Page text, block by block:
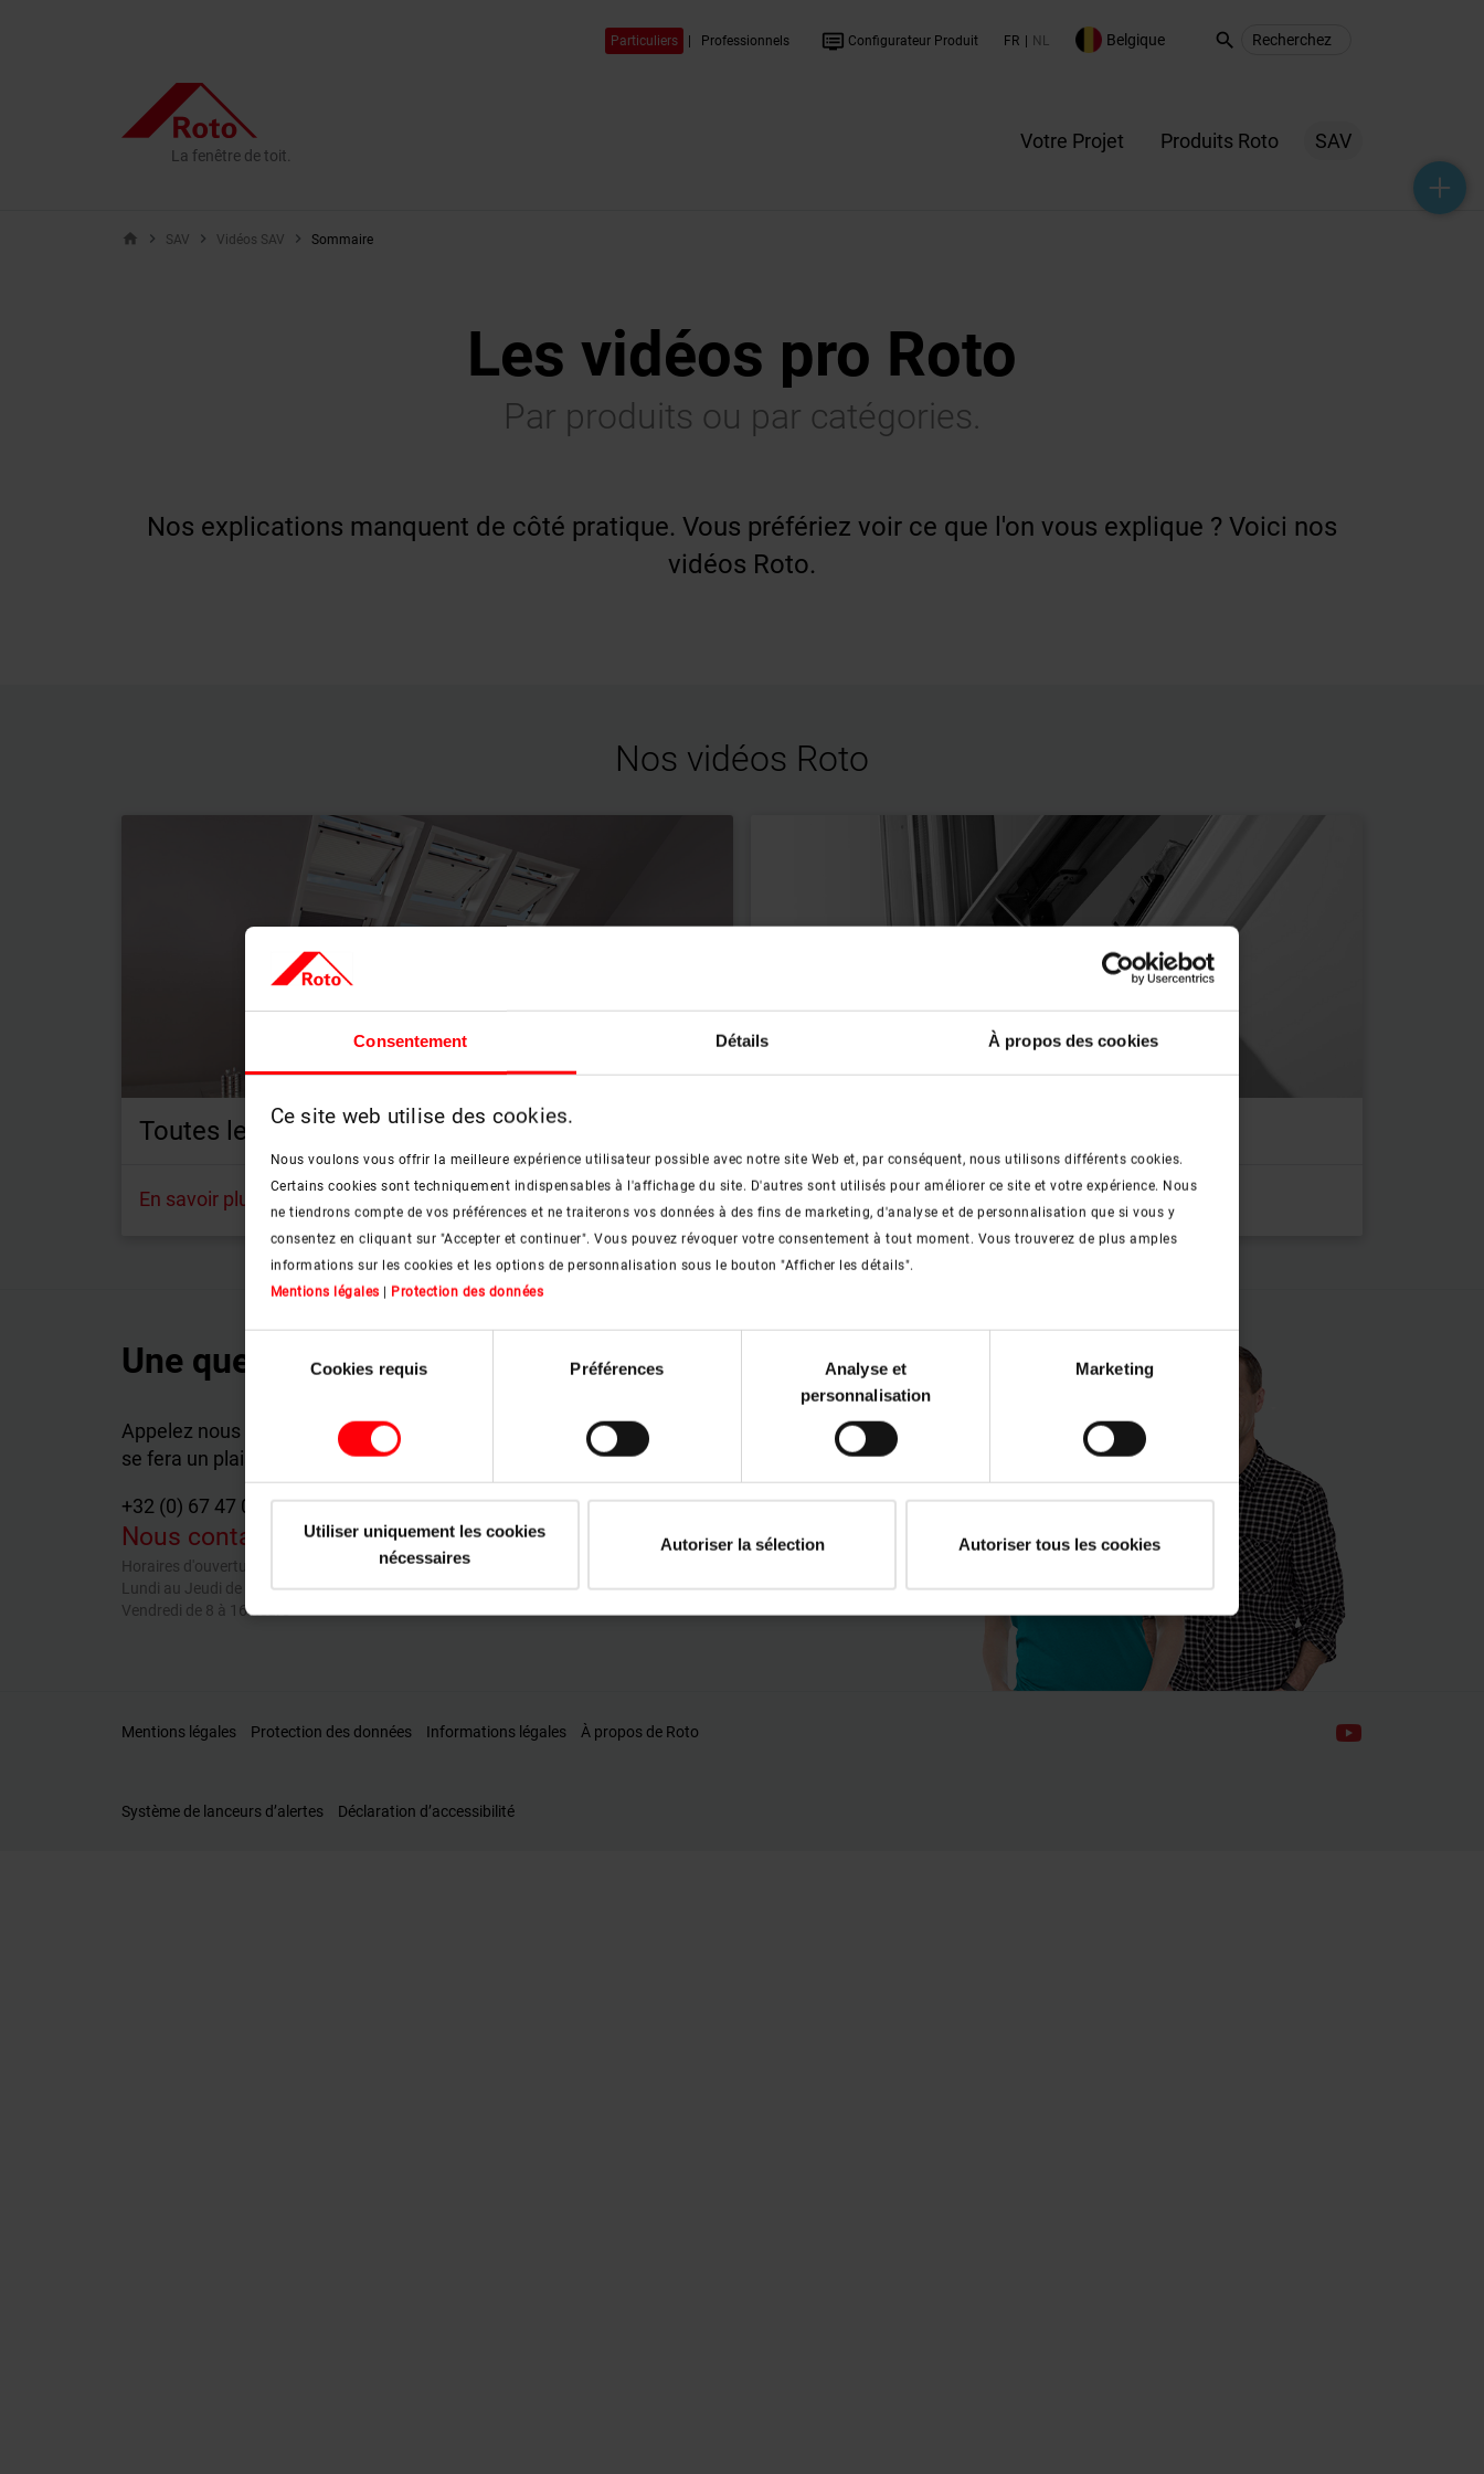
Consentement Détails À propos des cookies
Ce site web utilise des cookies.
Nous voulons vous offrir la meilleure expérience utilisateur possible avec notre site Web et, par conséquent, nous utilisons différents cookies.
Certains cookies sont techniquement indispensables à l'affichage du site. D'autres sont utilisés pour améliorer ce site et votre expérience. Nous
ne tiendrons compte de vos préférences et ne traiterons vos données à des fins de marketing, d'analyse et de personnalisation que si vous y
consentez en cliquant sur "Accepter et continuer". Vous pouvez révoquer votre consentement à tout moment. Vous trouverez de plus amples
informations sur les cookies et les options de personnalisation sous le bouton "Afficher les détails".
Mentions légales | Protection des données
du
Cookies requis Préférences
Analyse et
personnalisation
Marketing
Utiliser uniquement les cookies
nécessaires
Autoriser la sélection Autoriser tous les cookies
Particuliers Professionnels dvr Configurateur Produit FR NL Belgique search
La fenêtre de toit.
Votre Projet Produits Roto SAV
help_outline
headset_mic
mail_outline
home SAV Vidéos SAV Sommaire
Les vidéos pro Roto
Par produits ou par catégories.
Nos explications manquent de côté pratique. Vous préfériez voir ce que l'on vous explique ? Voici nos
vidéos Roto.
Nos vidéos Roto
Toutes les vidéos triées par produits
En savoir plus En savoir plus
Une question ?
Appelez nous pour plus de renseignement. Notre expert, Luk Servaes,
se fera un plaisir de vous conseiller.
+32 (0) 67 47 03 85
Nous contacter par email
Horaires d'ouverture
Lundi au Jeudi de 8 à 17 heure
Vendredi de 8 à 16 heure
Mentions légales Protection des données Informations légales À propos de Roto
Système de lanceurs d’alertes Déclaration d’accessibilité